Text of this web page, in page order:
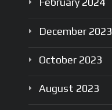
December 2023
October 2023
August 2023